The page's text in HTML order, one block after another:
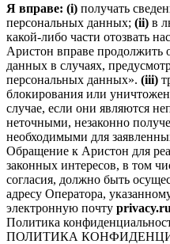
Я вправе: (i) получать
персональных данных; (ii) в
какой-либо части отозвать
Аристон вправе продолжить
данных в случаях,
персональных данных». (iii)
блокирования или
случае, если они являются
неточными, незаконно
необходимыми для
Обращение к Аристон для
законных интересов, в том
согласия, должно быть
адресу Оператора,
электронную почту
Политика
ПОЛИТИКА